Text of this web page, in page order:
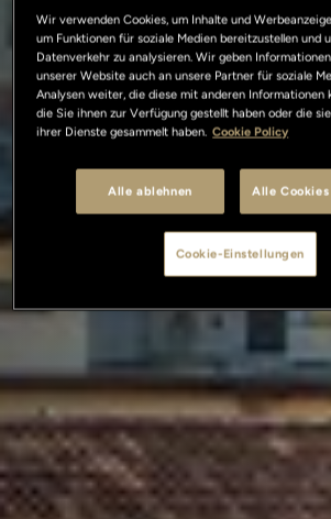
Wir verwenden Cookies, um Inhalte und
um Funktionen für soziale Medien bereitzustellen und
Datenverkehr zu analysieren. Wir geben
unserer Website auch an unsere Partner für soziale
Analysen weiter, die diese mit anderen Informationen
die Sie ihnen zur Verfügung gestellt haben oder die
ihrer Dienste gesammelt haben. Cookie Policy
Alle ablehnen Alle
Cookie-Einstellungen